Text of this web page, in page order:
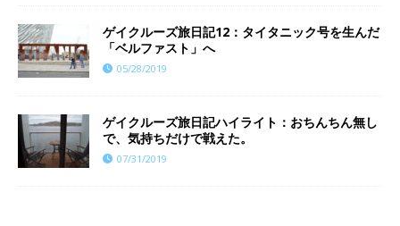
ゲイクルーズ旅日記12：タイタニック号を生んだ
「ベルファスト」へ
05/28/2019
ゲイクルーズ旅日記ハイライト：おちんちん無し
で、気持ちだけで戦えた。
07/31/2019